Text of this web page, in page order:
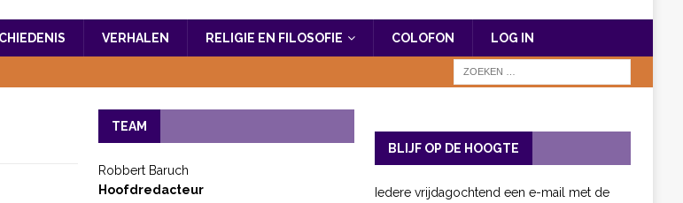
VERHALEN RELIGIE EN FILOSOFIE COLOFON LOG IN
TEAM
Robbert Baruch
Hoofdredacteur
BLIJF OP DE HOOGTE
Iedere vrijdagochtend een e-mail met de